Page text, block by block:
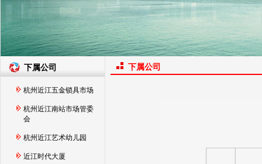
下属公司
杭州近江五金锁具市场
杭州近江南站市场管委
会
杭州近江艺术幼儿园
近江时代大厦
下属公司